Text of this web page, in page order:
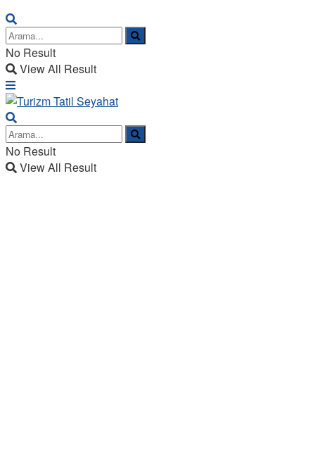
No Result
View All Result
No Result
View All Result